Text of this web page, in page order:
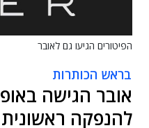
הפיטורים הגיעו גם לאובר
בראש הכותרות
אובר הגישה
להנפקה ראשונית